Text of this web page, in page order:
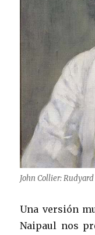
John Collier:
Una versión
Naipaul nos